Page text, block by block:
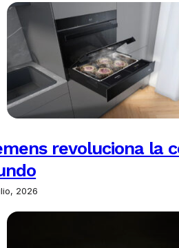
revoluciona la
2026